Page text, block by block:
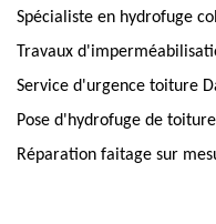
Spécialiste en hydrofuge
Travaux
Service d'urgence toiture
Pose d'hydrofuge de
Réparation faitage sur